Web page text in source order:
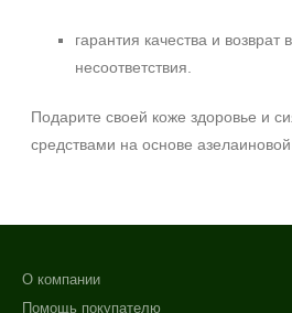
гарантия качества и возврат
несоответствия.
Подарите своей коже здоровье и
средствами на основе
О компании
Помощь покупателю